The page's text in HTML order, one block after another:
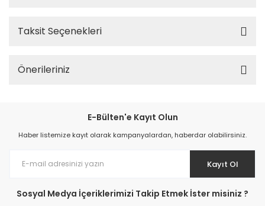
Taksit Seçenekleri
Önerileriniz
E-Bülten'e Kayıt Olun
Haber listemize kayıt olarak kampanyalardan, haberdar olabilirsiniz.
Kayıt Ol
Sosyal Medya İçeriklerimizi Takip Etmek İster misiniz ?